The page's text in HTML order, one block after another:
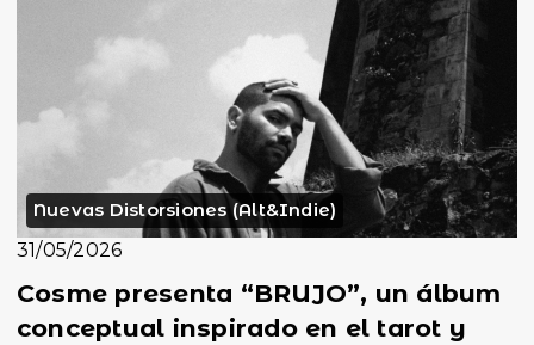
Nuevas Distorsiones (Alt&Indie)
31/05/2026
Cosme presenta “BRUJO”, un álbum
conceptual inspirado en el tarot y